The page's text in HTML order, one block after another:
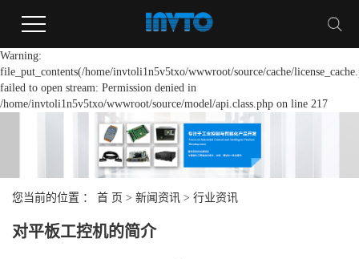
Warning:
file_put_contents(/home/invtoli1n5v5txo/wwwroot/source/cache/
failed to open stream: Permission denied in
/home/invtoli1n5v5txo/wwwroot/source/model/api.class.php on line 217
您当前的位置 ： 首 页 > 新闻资讯 > 行业资讯
对平板工控机的简介